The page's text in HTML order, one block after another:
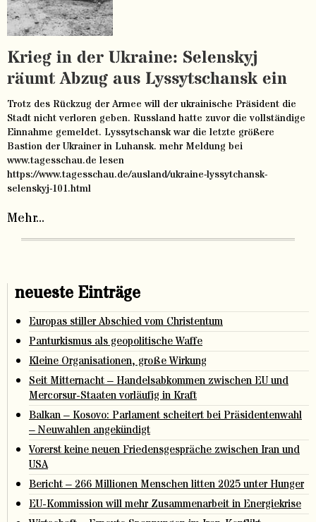
Krieg in der Ukraine: Selenskyj
räumt Abzug aus Lyssytschansk ein
Trotz des Rückzug der Armee will der ukrainische Präsident die
Stadt nicht verloren geben. Russland hatte zuvor die vollständige
Einnahme gemeldet. Lyssytschansk war die letzte größere
Bastion der Ukrainer in Luhansk. mehr Meldung bei
www.tagesschau.de lesen
https://www.tagesschau.de/ausland/ukraine-lyssytchansk-
selenskyj-101.html
Mehr...
neueste Einträge
Europas stiller Abschied vom Christentum
Panturkismus als geopolitische Waffe
Kleine Organisationen, große Wirkung
Seit Mitternacht – Handelsabkommen zwischen EU und
Mercorsur-Staaten vorläufig in Kraft
Balkan – Kosovo: Parlament scheitert bei Präsidentenwahl
– Neuwahlen angekündigt
Vorerst keine neuen Friedensgespräche zwischen Iran und
USA
Bericht – 266 Millionen Menschen litten 2025 unter Hunger
EU-Kommission will mehr Zusammenarbeit in Energiekrise